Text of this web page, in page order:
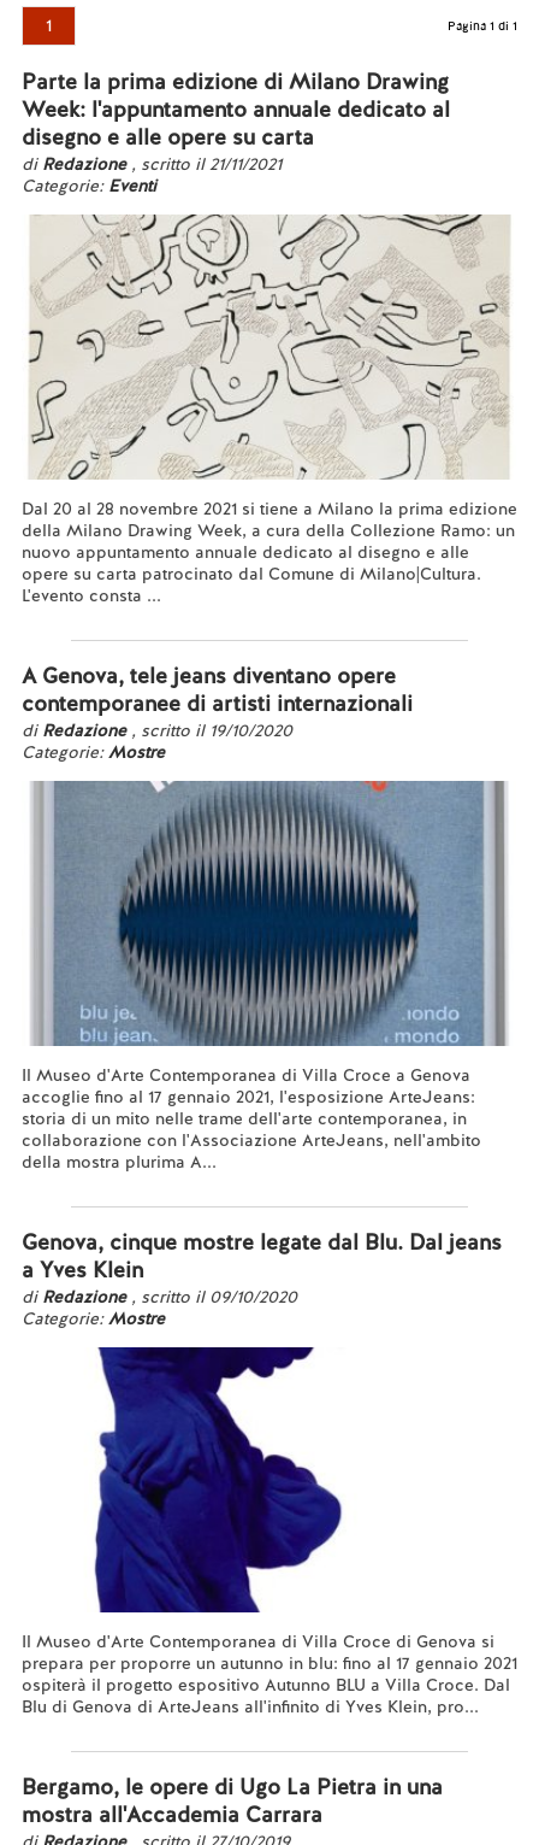
1 Pagina 1 di 1
Parte la prima edizione di Milano Drawing
Week: l'appuntamento annuale dedicato al
disegno e alle opere su carta
di Redazione , scritto il 21/11/2021
Categorie: Eventi
Dal 20 al 28 novembre 2021 si tiene a Milano la prima edizione
della Milano Drawing Week, a cura della Collezione Ramo: un
nuovo appuntamento annuale dedicato al disegno e alle
opere su carta patrocinato dal Comune di Milano|Cultura.
L'evento consta ...
A Genova, tele jeans diventano opere
contemporanee di artisti internazionali
di Redazione , scritto il 19/10/2020
Categorie:Mostre
Il Museo d'Arte Contemporanea di Villa Croce a Genova
accoglie fino al 17 gennaio 2021, l'esposizione ArteJeans:
storia di un mito nelle trame dell'arte contemporanea, in
collaborazione con l'Associazione ArteJeans, nell'ambito
della mostra plurima A...
Genova, cinque mostre legate dal Blu. Dal jeans
a Yves Klein
di Redazione , scritto il 09/10/2020
Categorie:Mostre
Il Museo d'Arte Contemporanea di Villa Croce di Genova si
prepara per proporre un autunno in blu: fino al 17 gennaio 2021
ospiterà il progetto espositivo Autunno BLU a Villa Croce. Dal
Blu di Genova di ArteJeans all'infinito di Yves Klein, pro...
Bergamo, le opere di Ugo La Pietra in una
mostra all'Accademia Carrara